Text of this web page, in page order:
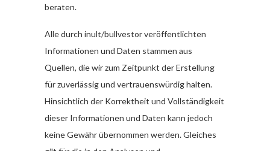
beraten.
Alle durch inult/bullvestor veröffentlichten
Informationen und Daten stammen aus
Quellen, die wir zum Zeitpunkt der Erstellung
für zuverlässig und vertrauenswürdig halten.
Hinsichtlich der Korrektheit und Vollständigkeit
dieser Informationen und Daten kann jedoch
keine Gewähr übernommen werden. Gleiches